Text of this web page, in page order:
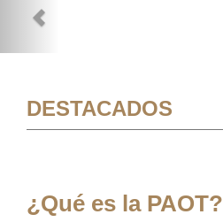
DESTACADOS
¿Qué es la PAOT?